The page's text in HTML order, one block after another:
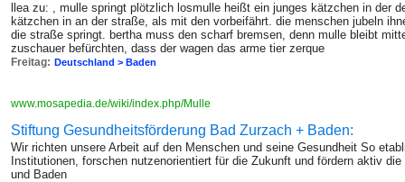
llea zu: , mulle springt plötzlich losmulle heißt ein junges kätzchen in der
kätzchen in an der straße, als mit den vorbeifährt. die menschen jubeln
die straße springt. bertha muss den scharf bremsen, denn mulle bleibt
zuschauer befürchten, dass der wagen das arme tier zerque
Freitag: Deutschland > Baden
www.mosapedia.de/wiki/index.php/Mulle
Stiftung Gesundheitsförderung Bad Zurzach + Baden:
Wir richten unsere Arbeit auf den Menschen und seine Gesundheit So
Institutionen, forschen nutzenorientiert für die Zukunft und fördern aktiv
und Baden